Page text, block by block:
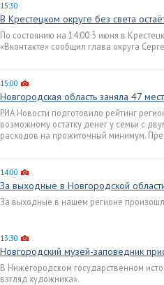
15:30
В Крестецком округе без света
По состоянию на 14:00 3 июня в
«Вконтакте» сообщил глава округа
15:00
Новгородская область заняла 47
РИА Новости подготовило рейтинг
возможному остатку денег у семьи с
расходов на прожиточный минимум.
14:00
За выходные в Новгородской
За выходные в нашем регионе
13:30
Новгородский музей-заповедник
В Нижегородском государственном
взгляд художника».